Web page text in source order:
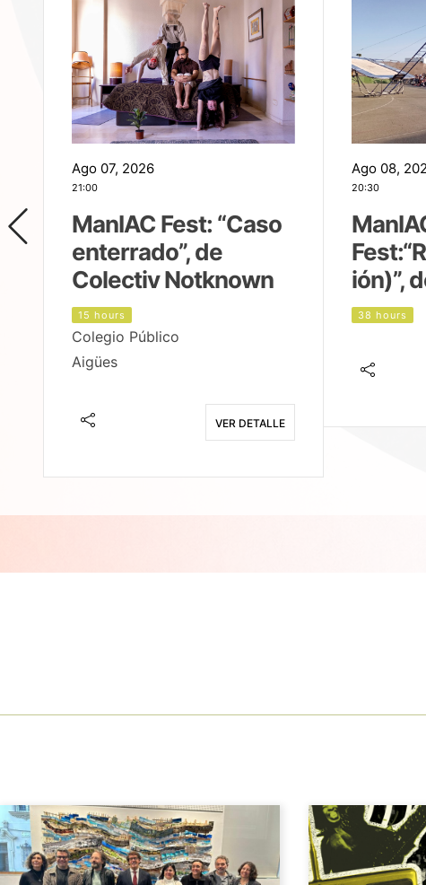
Ago 07, 2026
21:00
ManIAC Fest: “Caso
enterrado”, de
Colectiv Notknown
15 hours
Colegio Público
Aigües
VER DETALLE
Ago 08,
20:30
ión)”,
38 hours